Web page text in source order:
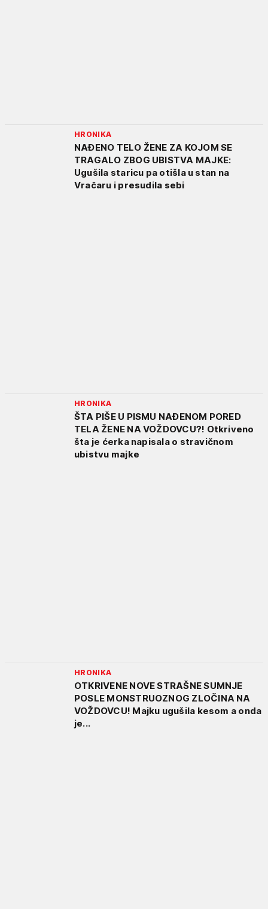
HRONIKA
NAĐENO TELO ŽENE ZA KOJOM SE
TRAGALO ZBOG UBISTVA MAJKE:
Ugušila staricu pa otišla u stan na
Vračaru i presudila sebi
HRONIKA
ŠTA PIŠE U PISMU NAĐENOM PORED
TELA ŽENE NA VOŽDOVCU?! Otkriveno
šta je ćerka napisala o stravičnom
ubistvu majke
HRONIKA
OTKRIVENE NOVE STRAŠNE SUMNJE
POSLE MONSTRUOZNOG ZLOČINA NA
VOŽDOVCU! Majku ugušila kesom a onda
je...